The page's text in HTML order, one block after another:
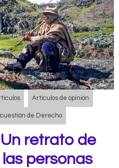
Artículos de opinión
de Derecho
retrato de
personas